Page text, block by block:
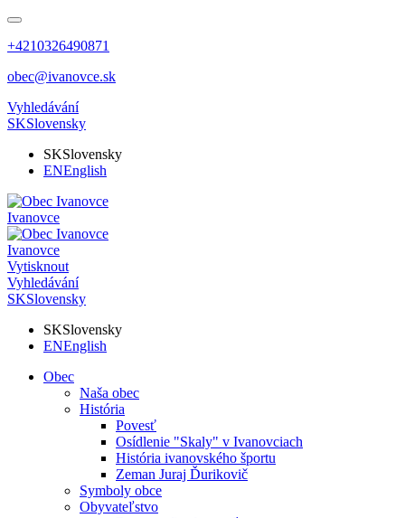
+4210326490871
obec@ivanovce.sk
Vyhledávání
SKSlovensky
SKSlovensky
ENEnglish
Ivanovce
Ivanovce
Vytisknout
Vyhledávání
SKSlovensky
SKSlovensky
ENEnglish
Obec
Naša obec
História
Povesť
Osídlenie "Skaly" v Ivanovciach
História ivanovského športu
Zeman Juraj Ďurikovič
Symboly obce
Obyvateľstvo